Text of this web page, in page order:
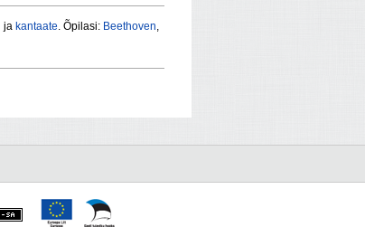
ja kantaate. Õpilasi: Beethoven,